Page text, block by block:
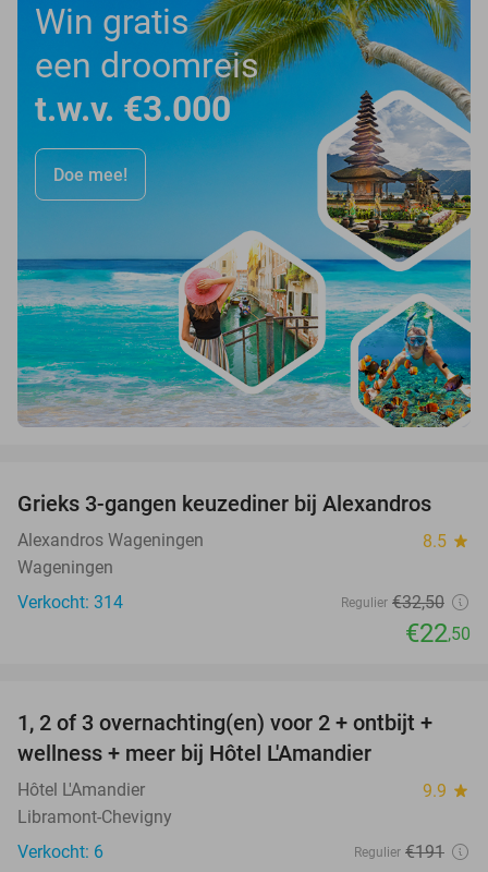
Win gratis
een droomreis
t.w.v. €3.000
Doe mee!
31%
Grieks 3-gangen keuzediner bij Alexandros
Alexandros Wageningen 8.5 star
Wageningen
Verkocht: 314
Regulier €32,50
€22,50
32%
TODAY
1, 2 of 3 overnachting(en) voor 2 + ontbijt +
wellness + meer bij Hôtel L'Amandier
Hôtel L'Amandier 9.9 star
Libramont-Chevigny
Verkocht: 6
Regulier €191